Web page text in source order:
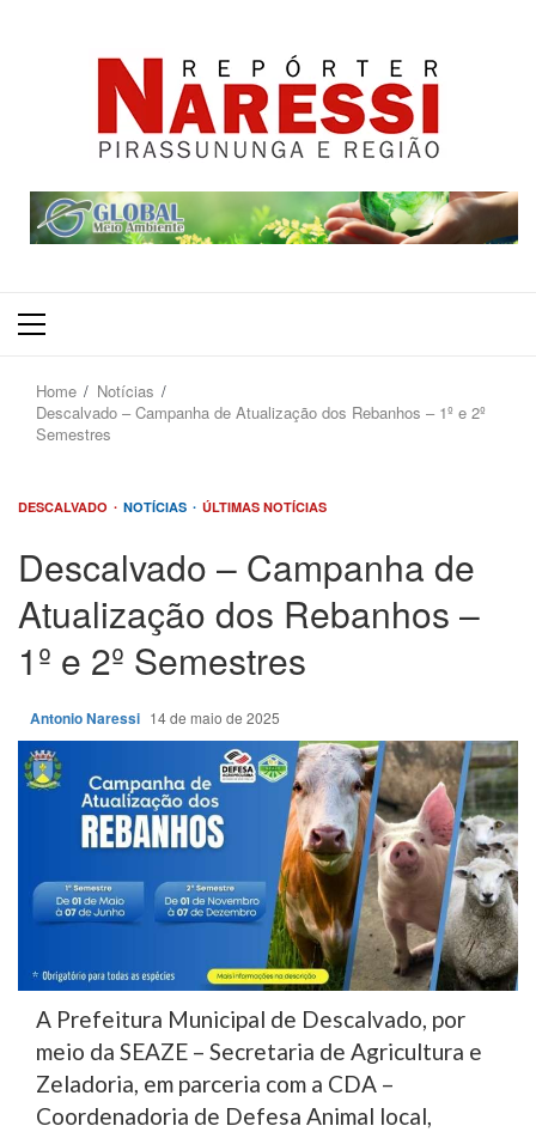
Primary
Home
Notícias
Descalvado – Campanha de Atualização dos Rebanhos – 1º e 2º
Semestres
DESCALVADO NOTÍCIAS ÚLTIMAS NOTÍCIAS
Descalvado – Campanha de
Atualização dos Rebanhos –
1º e 2º Semestres
Antonio Naressi 14 de maio de 2025
A Prefeitura Municipal de Descalvado, por
meio da SEAZE – Secretaria de Agricultura e
Zeladoria, em parceria com a CDA –
Coordenadoria de Defesa Animal local,